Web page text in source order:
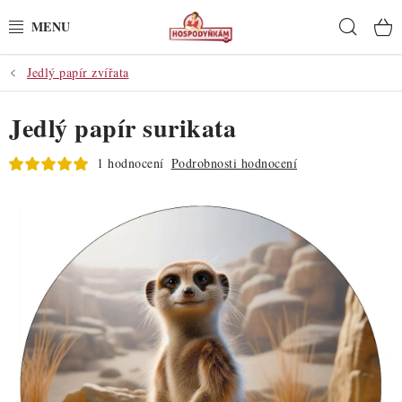
na
POTŘEBY
POMŮCKY
SUROVINY
PRO OSLAVY
DO KUCHYNĚ
POCHUTINY
Jedlý papír zvířata
Jedlý papír surikata
1 hodnocení Podrobnosti hodnocení